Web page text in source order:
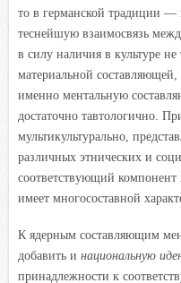
то в германской традиции —
теснейшую взаимосвязь
в силу наличия в культуре
материальной
именно ментальную
достаточно тавтологично.
мультикультурально,
различных этнических и
соответствующий компонент
имеет многосоставной
К ядерным составляющим
добавить и национальную
принадлежности к